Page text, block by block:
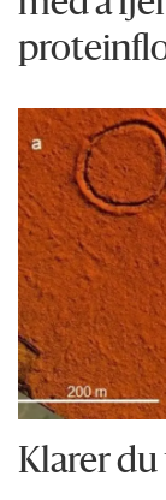
Klarer du